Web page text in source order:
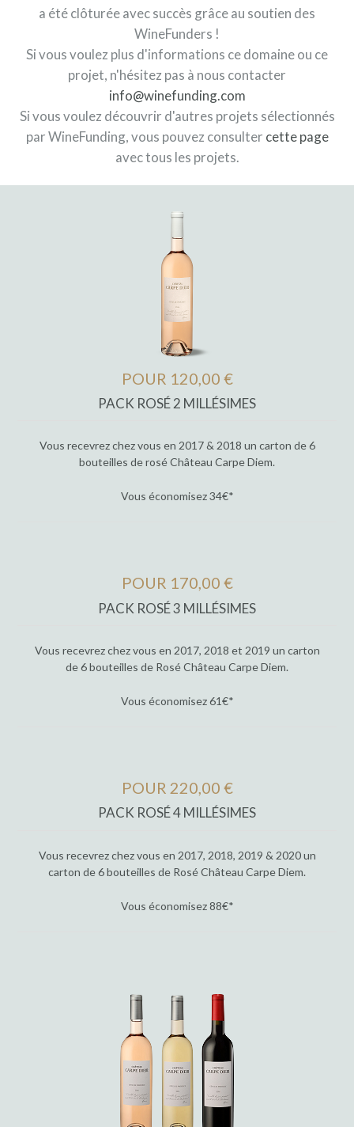
a été clôturée avec succès grâce au soutien des
WineFunders !
Si vous voulez plus d'informations ce domaine ou ce
projet, n'hésitez pas à nous contacter
info@winefunding.com
Si vous voulez découvrir d'autres projets sélectionnés
par WineFunding, vous pouvez consulter cette page
avec tous les projets.
POUR 120,00 €
PACK ROSÉ 2 MILLÉSIMES
Vous recevrez chez vous en 2017 & 2018 un carton de 6
bouteilles de rosé Château Carpe Diem.
Vous économisez 34€*
POUR 170,00 €
PACK ROSÉ 3 MILLÉSIMES
Vous recevrez chez vous en 2017, 2018 et 2019 un carton
de 6 bouteilles de Rosé Château Carpe Diem.
Vous économisez 61€*
POUR 220,00 €
PACK ROSÉ 4 MILLÉSIMES
Vous recevrez chez vous en 2017, 2018, 2019 & 2020 un
carton de 6 bouteilles de Rosé Château Carpe Diem.
Vous économisez 88€*